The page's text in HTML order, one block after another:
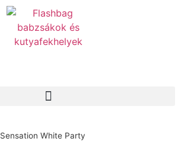
Sensation White Party